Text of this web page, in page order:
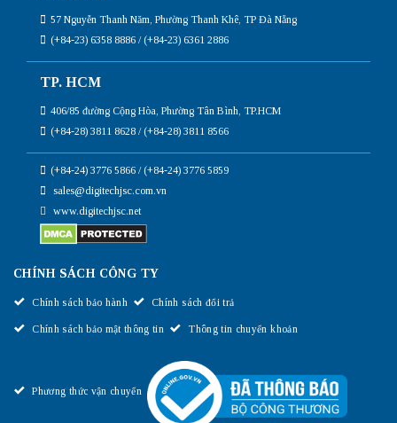
57 Nguyễn Thanh Năm, Phường Thanh Khê, TP Đà Nẵng
(+84-23) 6358 8886 / (+84-23) 6361 2886
TP. HCM
406/85 đường Cộng Hòa, Phường Tân Bình, TP.HCM
(+84-28) 3811 8628 / (+84-28) 3811 8566
(+84-24) 3776 5866 / (+84-24) 3776 5859
sales@digitechjsc.com.vn
www.digitechjsc.net
CHÍNH SÁCH CÔNG TY
Chính sách bảo hành Chính sách đổi trả
Chính sách bảo mật thông tin Thông tin chuyển khoản
Phương thức vận chuyển